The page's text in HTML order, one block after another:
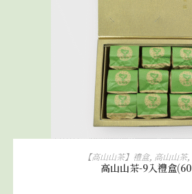
加入購物車
【高山山茶】禮盒, 高山山茶,
高山山茶-9入禮盒